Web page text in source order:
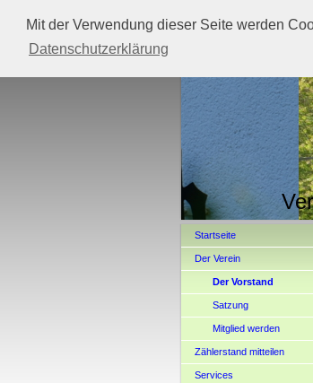
Mit der Verwendung dieser Seite werden
Datenschutzerklärung
Startseite
Der Verein
Der Vorstand
Satzung
Mitglied werden
Zählerstand mitteilen
Services